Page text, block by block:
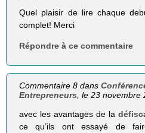
Quel plaisir de lire chaque
complet! Merci
Répondre à ce commentaire
Commentaire 8 dans
Entrepreneurs , le 23 novembre
avec les avantages de la
ce qu’ils ont essayé de